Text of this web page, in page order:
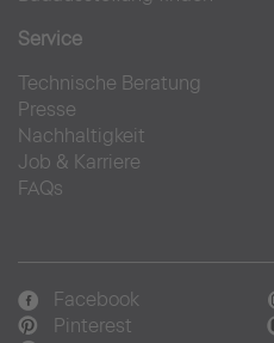
Service
Technische Beratung
Presse
Nachhaltigkeit
Job & Karriere
FAQs
Facebook
Pinterest